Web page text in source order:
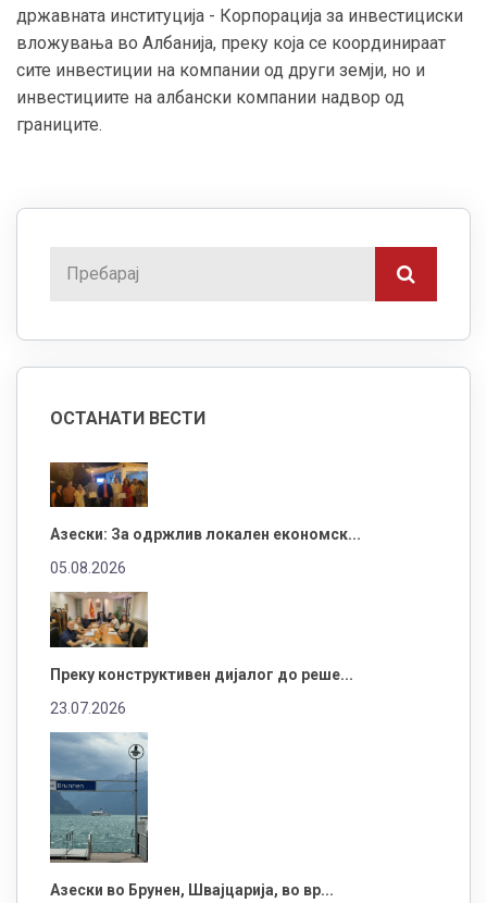
државната институција - Корпорација за инвестициски
вложувања во Албанија, преку која се координираат
сите инвестиции на компании од други земји, но и
инвестициите на албански компании надвор од
границите.
ОСТАНАТИ ВЕСТИ
Азески: За одржлив локален економск...
05.08.2026
Преку конструктивен дијалог до реше...
23.07.2026
Азески во Брунен, Швајцарија, во вр...